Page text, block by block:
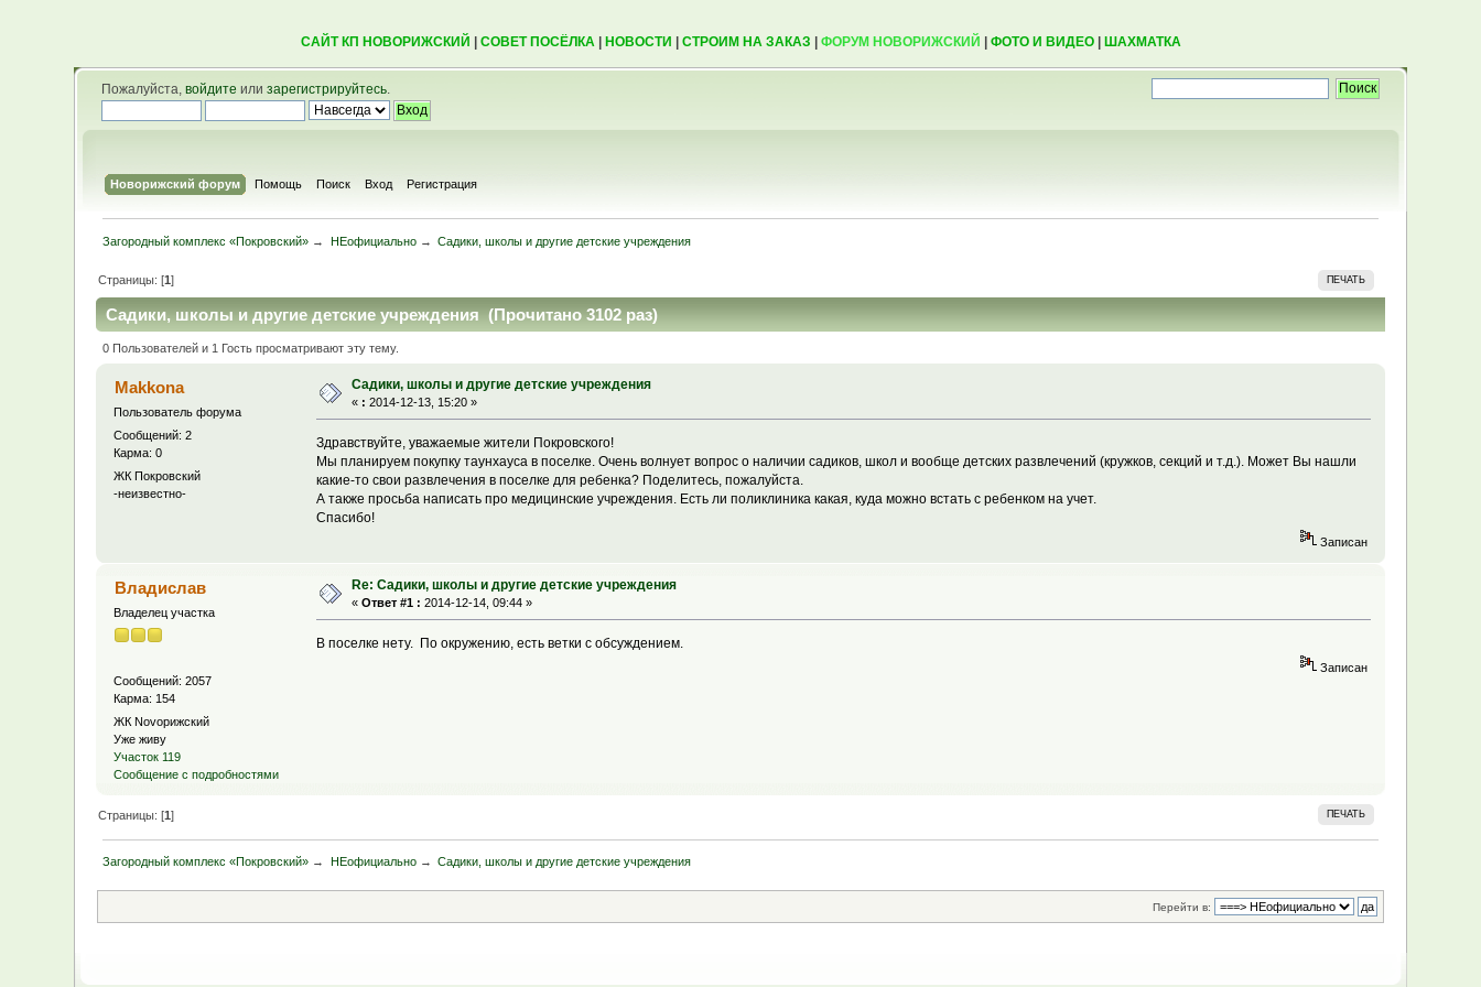
САЙТ КП НОВОРИЖСКИЙ СОВЕТ ПОСЁЛКА| НОВОСТИ СТРОИМ НА ЗАКАЗ ФОРУМ НОВОРИЖСКИЙ ФОТО И ВИДЕО| ШАХМАТКА
Пожалуйста,войдите илизарегистрируйтесь.
Новорижский форум Помощь Поиск Вход Регистрация
Загородный комплекс «Покровский» → НЕофициально→ Садики, школы и другие детские учреждения
ПЕЧАТЬ
Страницы: [1]
Садики, школы и другие детские учреждения (Прочитано 3102 раз)
0 Пользователей и 1 Гость просматривают эту тему.
Makkona
Пользователь форума
Сообщений: 2
Карма: 0
ЖК Покровский
-неизвестно-
Садики, школы и другие детские учреждения
« : 2014-12-13, 15:20 »
Здравствуйте, уважаемые жители Покровского!
Мы планируем покупку таунхауса в поселке. Очень волнует вопрос о наличии садиков, школ и вообще детских развлечений (кружков, секций и т.д.). Может Вы нашли
какие-то свои развлечения в поселке для ребенка? Поделитесь, пожалуйста.
А также просьба написать про медицинские учреждения. Есть ли поликлиника какая, куда можно встать с ребенком на учет.
Спасибо!
Записан
Владислав
Владелец участка
Сообщений: 2057
Карма: 154
ЖК Novoрижский
Уже живу
Участок 119
Сообщение с подробностями
Re: Садики, школы и другие детские учреждения
«Ответ #1 : 2014-12-14, 09:44 »
В поселке нету. По окружению, есть ветки с обсуждением.
Записан
ПЕЧАТЬ
Страницы: [1]
Загородный комплекс «Покровский» → НЕофициально→ Садики, школы и другие детские учреждения
Перейти в: